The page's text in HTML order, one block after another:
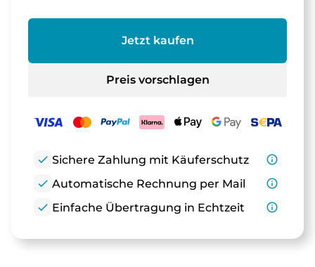
Jetzt kaufen
Preis vorschlagen
check Sichere Zahlung mit Käuferschutz
info_outline
check Automatische Rechnung per Mail
info_outline
check Einfache Übertragung in Echtzeit info_outline